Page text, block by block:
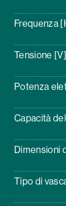
Frequenza
Tensione [V]
Potenza
Capacità
Dimensioni
Tipo di